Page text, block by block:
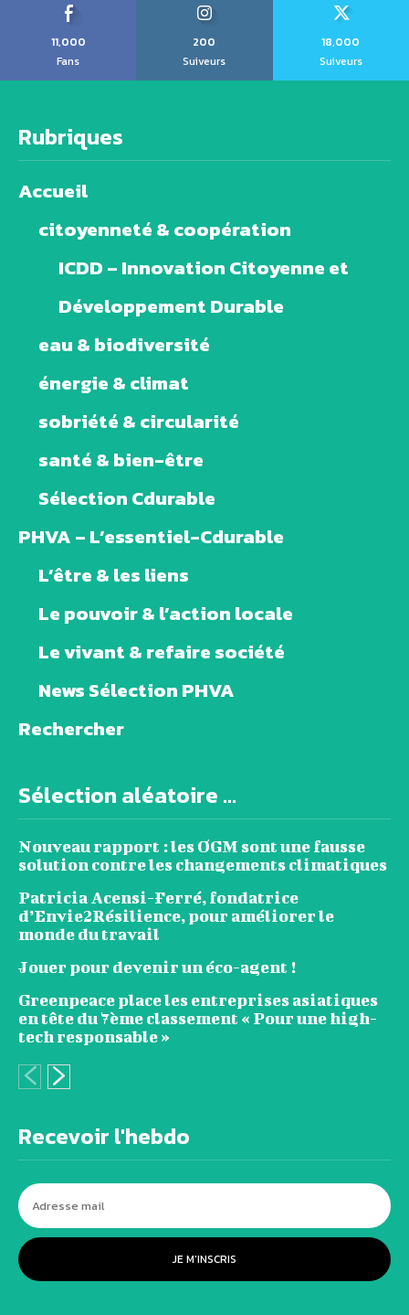
11,000
Fans
200
Suiveurs
18,000
Suiveurs
Rubriques
Accueil
citoyenneté & coopération
ICDD – Innovation Citoyenne et
Développement Durable
eau & biodiversité
énergie & climat
sobriété & circularité
santé & bien-être
Sélection Cdurable
PHVA – L’essentiel-Cdurable
L’être & les liens
Le pouvoir & l’action locale
Le vivant & refaire société
News Sélection PHVA
Rechercher
Sélection aléatoire ...
Nouveau rapport : les OGM sont une fausse
solution contre les changements climatiques
Patricia Acensi-Ferré, fondatrice
d’Envie2Résilience, pour améliorer le
monde du travail
Jouer pour devenir un éco-agent !
Greenpeace place les entreprises asiatiques
en tête du 7ème classement « Pour une high-
tech responsable »
Recevoir l'hebdo
JE M'INSCRIS